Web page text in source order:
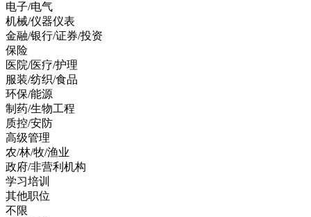
电子/电气
机械/仪器仪表
金融/银行/证券/投资
保险
医院/医疗/护理
服装/纺织/食品
环保/能源
制药/生物工程
质控/安防
高级管理
农/林/牧/渔业
政府/非营利机构
学习培训
其他职位
不限